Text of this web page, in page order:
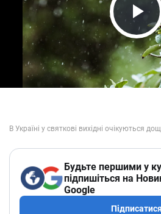
Будьте першими у
підпишіться на
Google
Підписатися